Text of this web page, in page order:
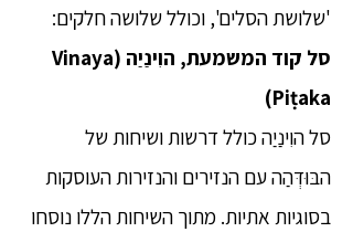
'שלושת הסלים', וכולל שלושה חלקים:
סל קוד המשמעת, הוִינַיַה (Vinaya
Piṭaka)
סל הוִינַיַה כולל דרשות ושיחות של
הבּוּדְּהַה עם הנזירים והנזירות העוסקות
בסוגיות אתיות. מתוך השיחות הללו נוסחו